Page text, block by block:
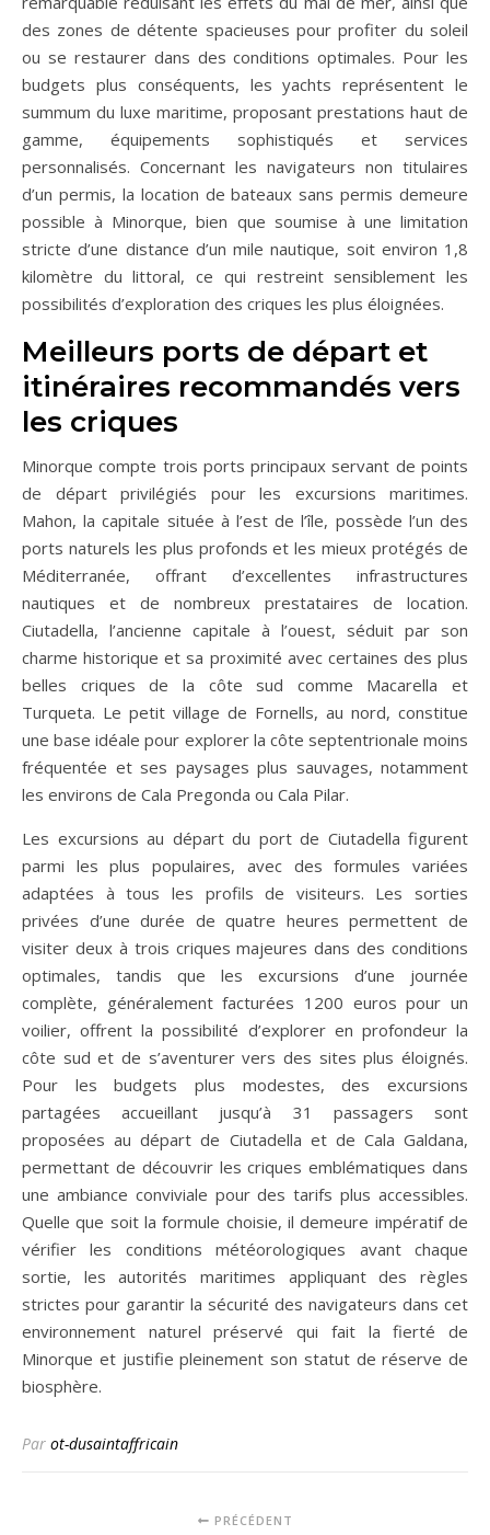
des zones de détente spacieuses pour profiter du soleil
ou se restaurer dans des conditions optimales. Pour les
budgets plus conséquents, les yachts représentent le
summum du luxe maritime, proposant prestations haut de
gamme, équipements sophistiqués et services
personnalisés. Concernant les navigateurs non titulaires
d’un permis, la location de bateaux sans permis demeure
possible à Minorque, bien que soumise à une limitation
stricte d’une distance d’un mile nautique, soit environ 1,8
kilomètre du littoral, ce qui restreint sensiblement les
possibilités d’exploration des criques les plus éloignées.
Meilleurs ports de départ et
itinéraires recommandés vers
les criques
Minorque compte trois ports principaux servant de points
de départ privilégiés pour les excursions maritimes.
Mahon, la capitale située à l’est de l’île, possède l’un des
ports naturels les plus profonds et les mieux protégés de
Méditerranée, offrant d’excellentes infrastructures
nautiques et de nombreux prestataires de location.
Ciutadella, l’ancienne capitale à l’ouest, séduit par son
charme historique et sa proximité avec certaines des plus
belles criques de la côte sud comme Macarella et
Turqueta. Le petit village de Fornells, au nord, constitue
une base idéale pour explorer la côte septentrionale moins
fréquentée et ses paysages plus sauvages, notamment
les environs de Cala Pregonda ou Cala Pilar.
Les excursions au départ du port de Ciutadella figurent
parmi les plus populaires, avec des formules variées
adaptées à tous les profils de visiteurs. Les sorties
privées d’une durée de quatre heures permettent de
visiter deux à trois criques majeures dans des conditions
optimales, tandis que les excursions d’une journée
complète, généralement facturées 1200 euros pour un
voilier, offrent la possibilité d’explorer en profondeur la
côte sud et de s’aventurer vers des sites plus éloignés.
Pour les budgets plus modestes, des excursions
partagées accueillant jusqu’à 31 passagers sont
proposées au départ de Ciutadella et de Cala Galdana,
permettant de découvrir les criques emblématiques dans
une ambiance conviviale pour des tarifs plus accessibles.
Quelle que soit la formule choisie, il demeure impératif de
vérifier les conditions météorologiques avant chaque
sortie, les autorités maritimes appliquant des règles
strictes pour garantir la sécurité des navigateurs dans cet
environnement naturel préservé qui fait la fierté de
Minorque et justifie pleinement son statut de réserve de
biosphère.
Par ot-dusaintaffricain
PRÉCÉDENT